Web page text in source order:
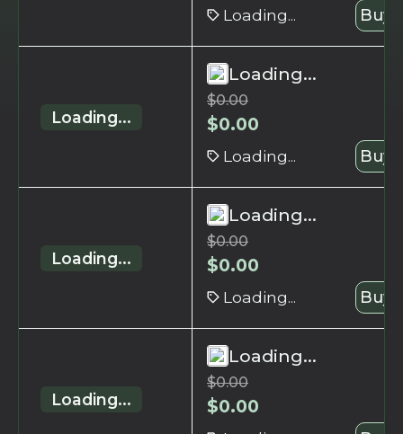
Loading... Buy
Loading...
Loading...
$0.00
$0.00
Loading... Buy
Loading...
Loading...
$0.00
$0.00
Loading... Buy
Loading...
Loading...
$0.00
$0.00